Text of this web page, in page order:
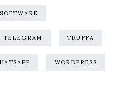
SOFTWARE
TELEGRAM TRUFFA
WORDPRESS